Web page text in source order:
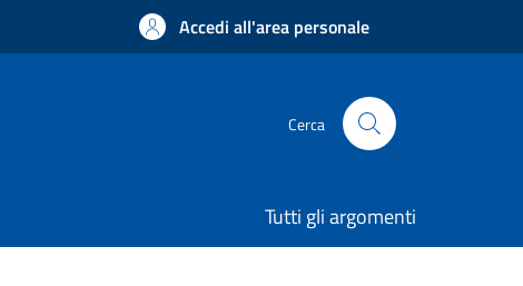
Accedi all'area personale
Cerca
Tutti gli argomenti